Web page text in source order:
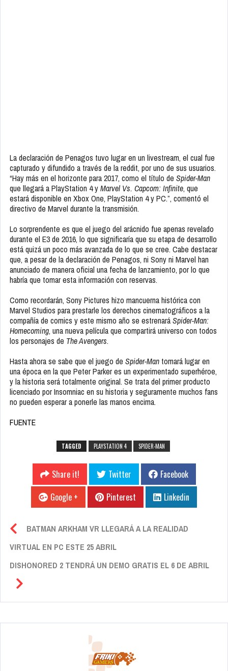
La declaración de Penagos tuvo lugar en un livestream, el cual fue
capturado y difundido a través de la reddit, por uno de sus usuarios.
“Hay más en el horizonte para 2017, como el título de Spider-Man
que llegará a PlayStation 4 yMarvel Vs. Capcom: Infinite, que
estará disponible en Xbox One, PlayStation 4 y PC.”, comentó el
directivo de Marvel durante la transmisión.
Lo sorprendente es que el juego del arácnido fue apenas revelado
durante el E3 de 2016, lo que significaría que su etapa de desarrollo
está quizá un poco más avanzada de lo que se cree. Cabe destacar
que, a pesar de la declaración de Penagos, ni Sony ni Marvel han
anunciado de manera oficial una fecha de lanzamiento, por lo que
habría que tomar esta información con reservas.
Como recordarán, Sony Pictures hizo mancuerna histórica con
Marvel Studios para prestarle los derechos cinematográficos a la
compañía de comics y este mismo año se estrenaráSpider-Man:
Homecoming, una nueva película que compartirá universo con todos
los personajes de The Avengers.
Hasta ahora se sabe que el juego de Spider-Man tomará lugar en
una época en la que Peter Parker es un experimentado superhéroe,
y la historia será totalmente original. Se trata del primer producto
licenciado por Insomniac en su historia y seguramente muchos fans
no pueden esperar a ponerle las manos encima.
FUENTE
TAGGED PLAYSTATION 4 SPIDER-MAN
Share it! Twitter
Facebook
Google +
Pinterest Linkedin
BATMAN ARKHAM VR LLEGARÁ A LA REALIDAD
VIRTUAL EN PC ESTE 25 ABRIL
DISHONORED 2 TENDRÁ UN DEMO GRATIS EL 6 DE ABRIL